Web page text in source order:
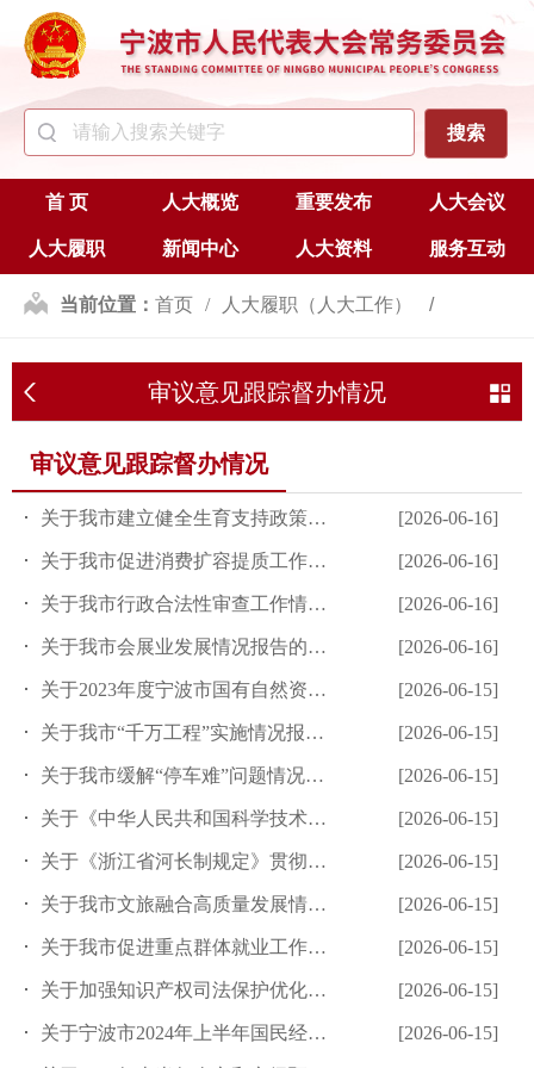
首 页 人大概览 重要发布 人大会议
人大履职 新闻中心 人大资料 服务互动
当前位置： 首页 人大履职（人大工作）
监督
审议意见跟踪督办情况
审议意见跟踪督办情况
关于我市建立健全生育支持政策体系、促进人口高质量发展工作情况... [2026-06-16]
关于我市促进消费扩容提质工作情况报告的审议意见跟踪督办情况的... [2026-06-16]
关于我市行政合法性审查工作情况报告的审议意见跟踪督办情况的报... [2026-06-16]
关于我市会展业发展情况报告的审议意见跟踪督办情况的报告 [2026-06-16]
关于2023年度宁波市国有自然资源资产管理情况专项报告的审议... [2026-06-15]
关于我市“千万工程”实施情况报告的审议意见跟踪督办情况的报告 [2026-06-15]
关于我市缓解“停车难”问题情况报告的审议意见跟踪督办情况的报... [2026-06-15]
关于《中华人民共和国科学技术进步法》《浙江省科学技术进步条例... [2026-06-15]
关于《浙江省河长制规定》贯彻实施情况报告的审议意见跟踪督办情... [2026-06-15]
关于我市文旅融合高质量发展情况报告的审议意见跟踪督办情况的报... [2026-06-15]
关于我市促进重点群体就业工作情况报告的审议意见跟踪督办情况的... [2026-06-15]
关于加强知识产权司法保护优化法治化营商环境情况报告的审议意见... [2026-06-15]
关于宁波市2024年上半年国民经济和社会发展计划执行情况暨《... [2026-06-15]